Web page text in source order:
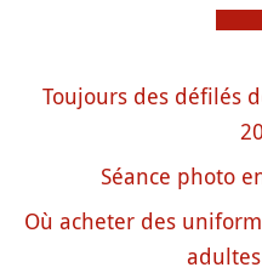
Toujours des défilés
Séance photo
Où acheter des
adultes